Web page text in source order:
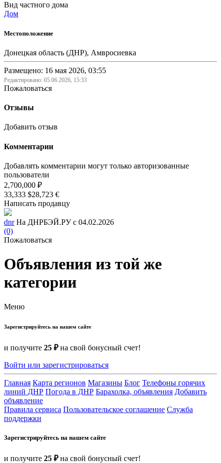
Вид частного дома
Дом
Местоположение
Донецкая область (ДНР), Амвросиевка
Размещено: 16 мая 2026, 03:55
Редактировано: 05.06.2026, 15:33
Пожаловаться
Отзывы
Добавить отзыв
Комментарии
Добавлять комментарии могут только авторизованные
пользователи
2,700,000 ₽
33,333 $28,723 €
Написать продавцу
dnr На ДНРБЭЙ.РУ с 04.02.2026
(0)
Пожаловаться
Объявления из той же
категории
Меню
Зарегистрируйтесь на нашем сайте
и получите 25 ₽на свой бонусный счет!
Войти или зарегистрироваться
Главная Карта регионов Магазины Блог Телефоны горячих
линий ДНР Погода в ДНР Барахолка, объявления Добавить
объявление
Правила сервиса Пользовательское соглашение Служба
поддержки
Зарегистрируйтесь на нашем сайте
и получите 25 ₽на свой бонусный счет!